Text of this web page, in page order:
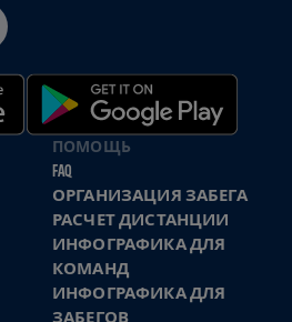
ПОМОЩЬ
FAQ
ОРГАНИЗАЦИЯ ЗАБЕГА
РАСЧЕТ ДИСТАНЦИИ
ИНФОГРАФИКА ДЛЯ
КОМАНД
ИНФОГРАФИКА ДЛЯ
ЗАБЕГОВ